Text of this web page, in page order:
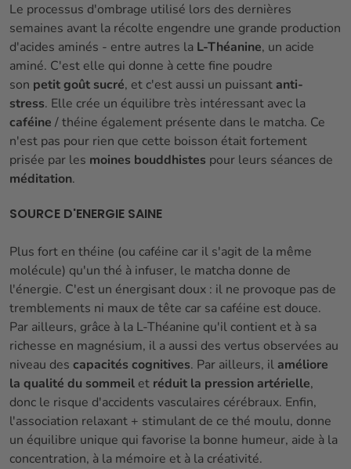
Le processus d'ombrage utilisé lors des dernières
semaines avant la récolte engendre une grande production
d'acides aminés - entre autres la L-Théanine, un acide
aminé. C'est elle qui donne à cette fine poudre
son petit goût sucré, et c'est aussi un puissant anti-
stress. Elle crée un équilibre très intéressant avec la
caféine / théine également présente dans le matcha. Ce
n'est pas pour rien que cette boisson était fortement
prisée par les moines bouddhistes pour leurs séances de
méditation.
SOURCE D'ENERGIE SAINE
Plus fort en théine (ou caféine car il s'agit de la même
molécule) qu'un thé à infuser, le matcha donne de
l'énergie. C'est un énergisant doux : il ne provoque pas de
tremblements ni maux de tête car sa caféine est douce.
Par ailleurs, grâce à la L-Théanine qu'il contient et à sa
richesse en magnésium, il a aussi des vertus observées au
niveau des capacités cognitives. Par ailleurs, il améliore
la qualité du sommeil et réduit la pression artérielle,
donc le risque d'accidents vasculaires cérébraux. Enfin,
l'association relaxant + stimulant de ce thé moulu, donne
un équilibre unique qui favorise la bonne humeur, aide à la
concentration, à la mémoire et à la créativité.